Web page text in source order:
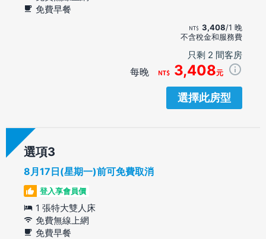
免費早餐
3,408/1 晚
不含稅金和服務費
只剩 2 間客房
每晚 3,408元
選擇此房型
選項
8月17日(星期一)前可免費取消
登入享會員價
1 張特大雙人床
免費無線上網
免費早餐